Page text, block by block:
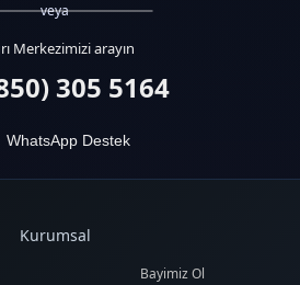
veya
Merkezimizi arayın
305 5164
WhatsApp Destek
Kurumsal
Bayimiz Ol